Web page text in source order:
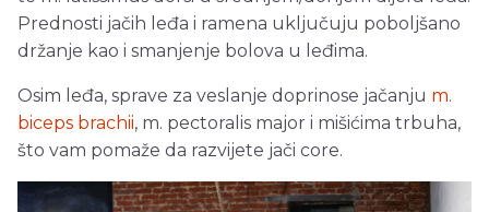
Prednosti jačih leđa i ramena uključuju poboljšano
držanje kao i smanjenje bolova u leđima.
Osim leđa, sprave za veslanje doprinose jačanju m.
biceps brachii, m. pectoralis major i mišićima trbuha,
što vam pomaže da razvijete jači core.